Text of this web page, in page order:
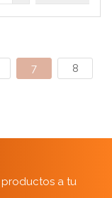
7
8
productos a tu